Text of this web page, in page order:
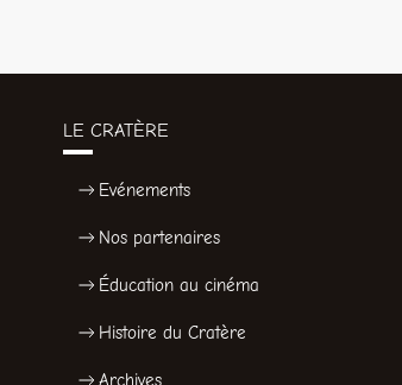
LE CRATÈRE
Evénements
Nos partenaires
Éducation au cinéma
Histoire du Cratère
Archives